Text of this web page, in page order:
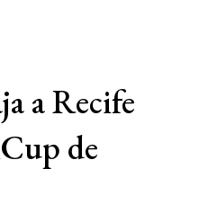
a Recife
de